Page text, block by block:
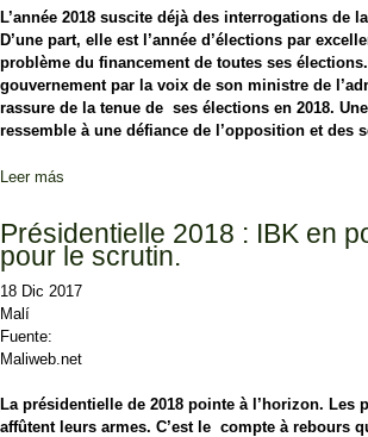
L’année 2018 suscite déjà des interrogations de
D’une part, elle est l’année d’élections par
problème du financement de toutes ses
gouvernement par la voix de son ministre de
rassure de la tenue de ses élections en 2018.
ressemble à une défiance de l’opposition et des
Leer más
Présidentielle 2018 : IBK en
pour le scrutin.
18 Dic 2017
Malí
Fuente:
Maliweb.net
La présidentielle de 2018 pointe à l’horizon. Les
affûtent leurs armes. C’est le compte à rebours